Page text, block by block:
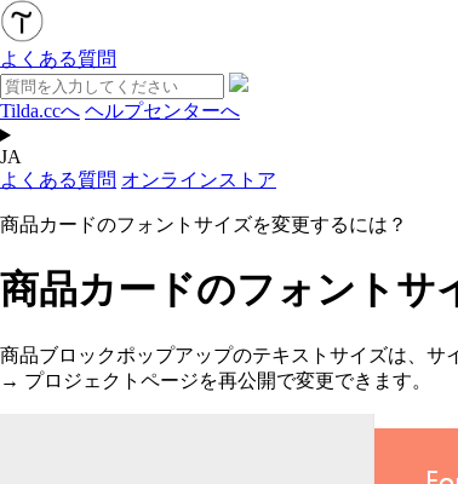
よくある質問
Tilda.ccへ ヘルプセンターへ
JA
よくある質問 オンラインストア
商品カードのフォントサイズを変更するには？
商品カードのフォントサ
商品ブロックポップアップのテキストサイズは、
→ プロジェクトページを再公開で変更できます。